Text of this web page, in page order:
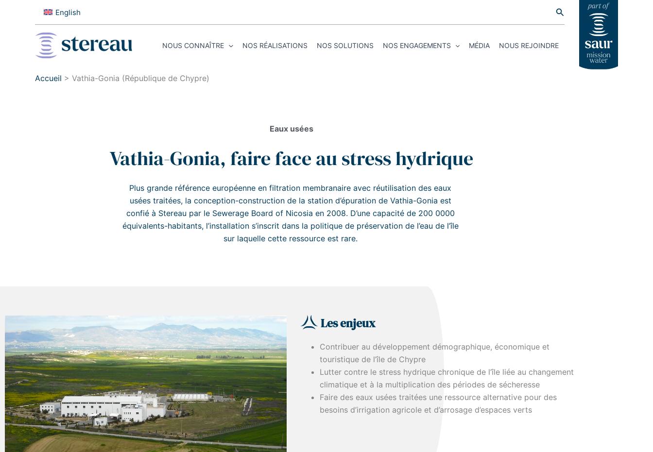
English Rechercher
NOUS CONNAÎTRE NOS RÉALISATIONS NOS SOLUTIONS NOS ENGAGEMENTS MÉDIA NOUS REJOINDRE
Accueil > Vathia-Gonia (République de Chypre)
Eaux usées
Vathia-Gonia, faire face au stress hydrique
Plus grande référence européenne en filtration membranaire avec réutilisation des eaux
usées traitées, la conception-construction de la station d’épuration de Vathia-Gonia est
confié à Stereau par le Sewerage Board of Nicosia en 2008. D’une capacité de 200 0000
équivalents-habitants, l’installation s’inscrit dans la politique de préservation de l’eau de l’île
sur laquelle cette ressource est rare.
Les enjeux
Contribuer au développement démographique, économique et
touristique de l’île de Chypre
Lutter contre le stress hydrique chronique de l’île liée au changement
climatique et à la multiplication des périodes de sécheresse
Faire des eaux usées traitées une ressource alternative pour des
besoins d’irrigation agricole et d’arrosage d’espaces verts